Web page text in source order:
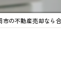
市の不動産売却なら